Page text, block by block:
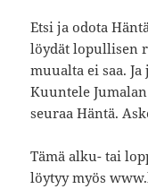
Etsi ja odota
löydät lopullisen
muualta ei saa.
Kuuntele
seuraa Häntä.
Tämä alku- tai
löytyy myös